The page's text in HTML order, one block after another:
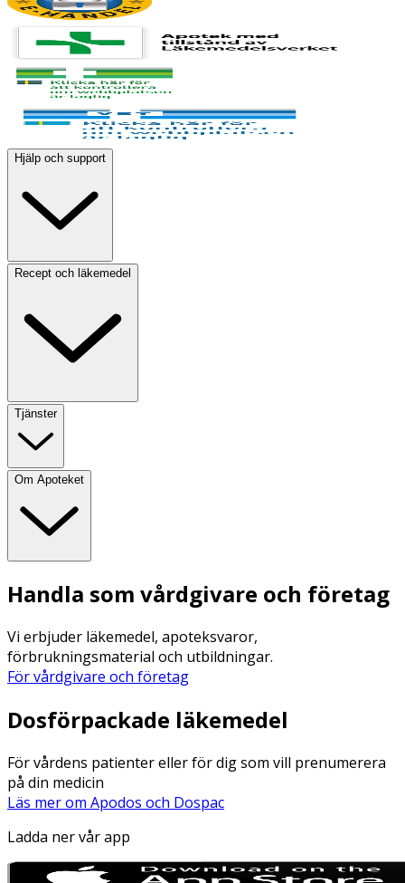
Hjälp och support
Recept och läkemedel
Tjänster
Om Apoteket
Handla som vårdgivare och företag
Vi erbjuder läkemedel, apoteksvaror,
förbrukningsmaterial och utbildningar.
För vårdgivare och företag
Dosförpackade läkemedel
För vårdens patienter eller för dig som vill prenumerera
på din medicin
Läs mer om Apodos och Dospac
Ladda ner vår app